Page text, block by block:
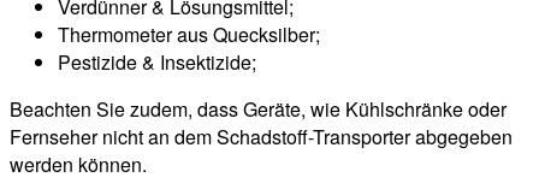
Verdünner & Lösungsmittel;
Thermometer aus Quecksilber;
Pestizide & Insektizide;
Beachten Sie zudem, dass Geräte, wie Kühlschränke oder
Fernseher nicht an dem Schadstoff-Transporter abgegeben
werden können.